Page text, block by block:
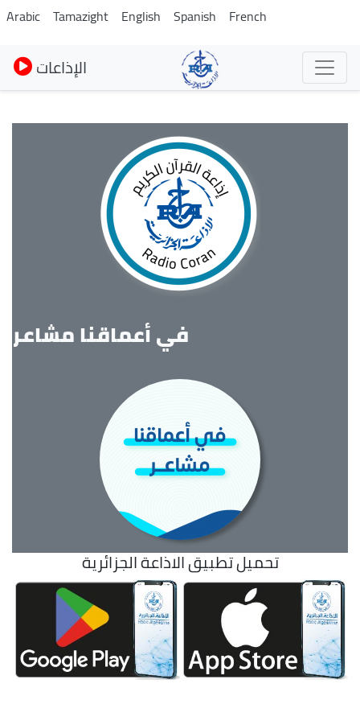
Skip
to
main
content
Arabic Tamazight English Spanish French
الإذاعات
في أعماقنا مشاعر
تحميل تطبيق الاذاعة الجزائرية